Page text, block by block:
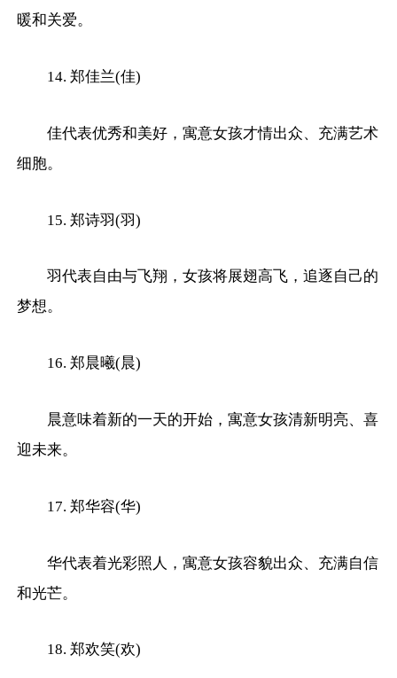
暖和关爱。
14. 郑佳兰(佳)
佳代表优秀和美好，寓意女孩才情出众、充满艺术
细胞。
15. 郑诗羽(羽)
羽代表自由与飞翔，女孩将展翅高飞，追逐自己的
梦想。
16. 郑晨曦(晨)
晨意味着新的一天的开始，寓意女孩清新明亮、喜
迎未来。
17. 郑华容(华)
华代表着光彩照人，寓意女孩容貌出众、充满自信
和光芒。
18. 郑欢笑(欢)